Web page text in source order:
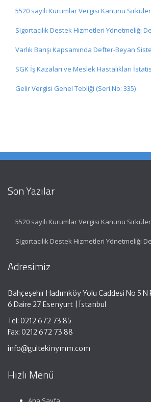
5520 sayılı Kurumlar Vergisi Kanunu
Sigortacılık Destek Hizmetleri Yönetmeliği
Varlık Barışı Kapsamında Defter-Beyan
SGK İş Kazaları ve Meslek Hastalıkları
Gelir Vergisi Genel Tebliği (Seri No: 335)
Son Yazılar
5520 sayılı Kurumlar Vergisi Kanunu
Sigortacılık Destek Hizmetleri Yönetmeliği
Adresimiz
Bahçeşehir Hadımköy Yolu Caddesi No 5
6 Daire 27 Esenyurt | İstanbul
Tel: 0212 672 73 85
Fax: 0212 672 73 88
info@gultekinymm.com
Hızlı Menü